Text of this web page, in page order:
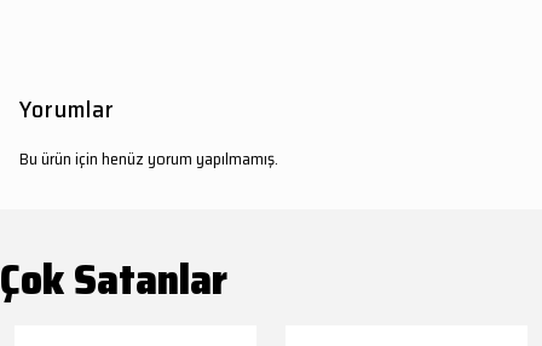
Yorumlar
Bu ürün için henüz yorum yapılmamış.
Çok Satanlar